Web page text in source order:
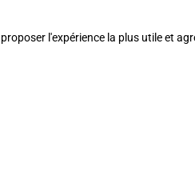
l'expérience la plus utile et